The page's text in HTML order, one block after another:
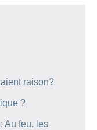
raison?
?
Au feu, les